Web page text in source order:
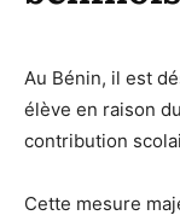
Au Bénin, il est
élève en raison
contribution
Cette mesure